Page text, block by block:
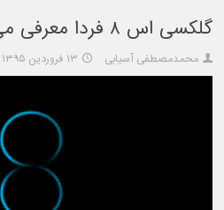
گلکسی اس ۸ فردا معرفی می‌شود ؟!!
محمدمصطفی آسیابی ۱۳ فروردین ۱۳۹۵ ساعت ۱۸:۰۴